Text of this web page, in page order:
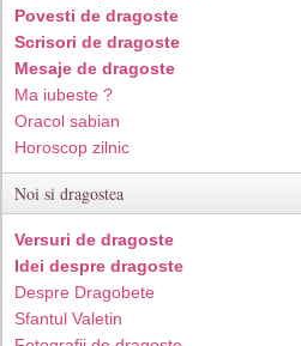
Povesti de dragoste
Scrisori de dragoste
Mesaje de dragoste
Ma iubeste ?
Oracol sabian
Horoscop zilnic
Noi si dragostea
Versuri de dragoste
Idei despre dragoste
Despre Dragobete
Sfantul Valetin